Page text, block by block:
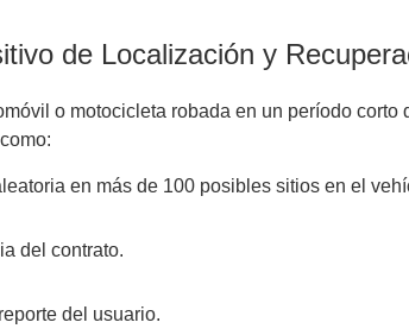
de Localización y
o motocicleta robada en un período
en más de 100 posibles sitios en el
del contrato.
del usuario.